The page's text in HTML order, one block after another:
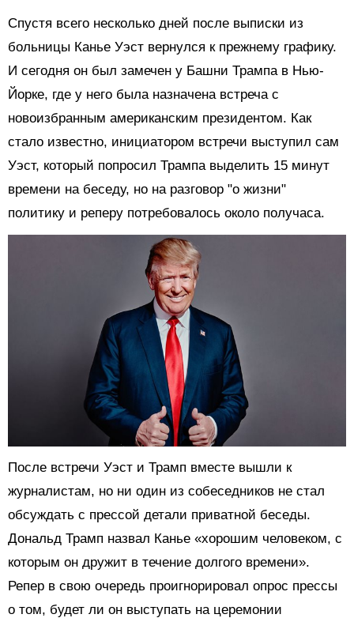
Спустя всего несколько дней после выписки из
больницы Канье Уэст вернулся к прежнему графику.
И сегодня он был замечен у Башни Трампа в Нью-
Йорке, где у него была назначена встреча с
новоизбранным американским президентом. Как
стало известно, инициатором встречи выступил сам
Уэст, который попросил Трампа выделить 15 минут
времени на беседу, но на разговор "о жизни"
политику и реперу потребовалось около получаса.
После встречи Уэст и Трамп вместе вышли к
журналистам, но ни один из собеседников не стал
обсуждать с прессой детали приватной беседы.
Дональд Трамп назвал Канье «хорошим человеком, с
которым он дружит в течение долгого времени».
Репер в свою очередь проигнорировал опрос прессы
о том, будет ли он выступать на церемонии